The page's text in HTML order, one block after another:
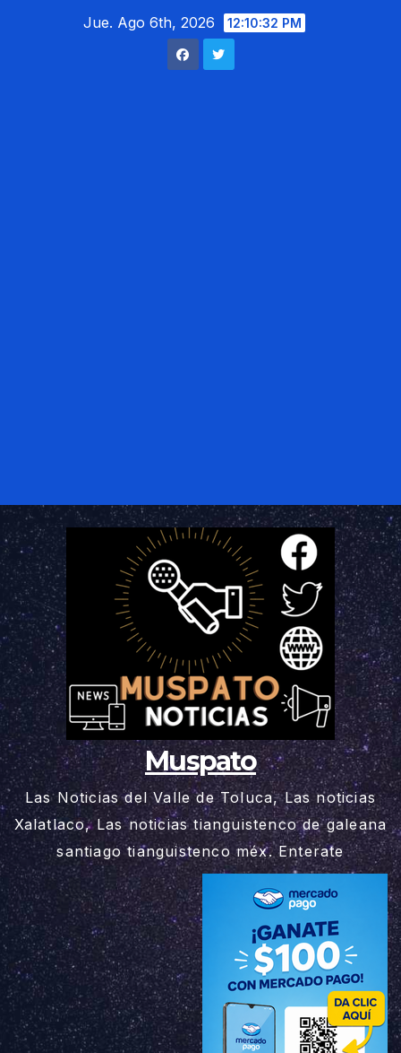
Jue. Ago 6th, 2026 12:10:34 PM
Muspato
Las Noticias del Valle de Toluca, Las noticias
Xalatlaco, Las noticias tianguistenco de galeana
santiago tianguistenco méx. Enterate